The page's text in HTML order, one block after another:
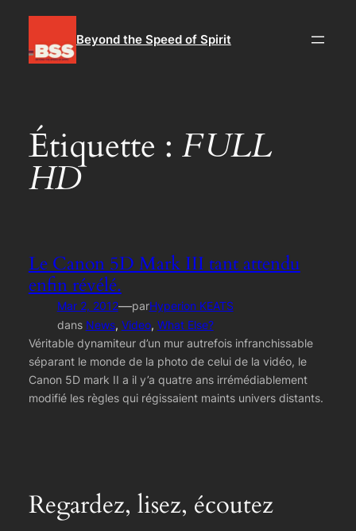
contenu
Beyond the Speed of Spirit
Étiquette : FULL
HD
Le Canon 5D Mark III tant attendu
enfin révélé.
Mar 2, 2012—parHyperion KEATS
dans News, Video, What Else?
Véritable dynamiteur d’un mur autrefois infranchissable
séparant le monde de la photo de celui de la vidéo, le
Canon 5D mark II a il y’a quatre ans irrémédiablement
modifié les règles qui régissaient maints univers distants.
Regardez, lisez, écoutez